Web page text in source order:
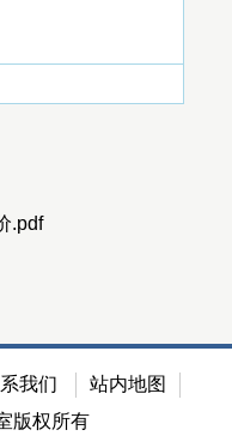
.pdf
我们
站内地图
版权所有